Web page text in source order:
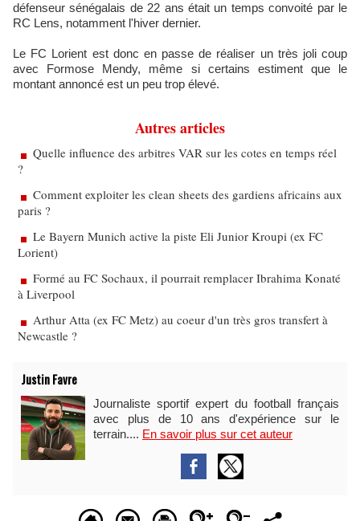
défenseur sénégalais de 22 ans était un temps convoité par le
RC Lens, notamment l'hiver dernier.
Le FC Lorient est donc en passe de réaliser un très joli coup
avec Formose Mendy, même si certains estiment que le
montant annoncé est un peu trop élevé.
Autres articles
Quelle influence des arbitres VAR sur les cotes en temps réel
?
Comment exploiter les clean sheets des gardiens africains aux
paris ?
Le Bayern Munich active la piste Eli Junior Kroupi (ex FC
Lorient)
Formé au FC Sochaux, il pourrait remplacer Ibrahima Konaté
à Liverpool
Arthur Atta (ex FC Metz) au coeur d'un très gros transfert à
Newcastle ?
Justin Favre
Journaliste sportif expert du football français
avec plus de 10 ans d'expérience sur le
terrain.... En savoir plus sur cet auteur